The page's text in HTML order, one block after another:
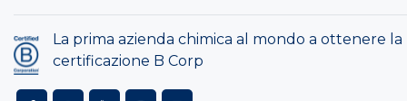
La prima azienda chimica al mondo a ottenere la
certificazione B Corp